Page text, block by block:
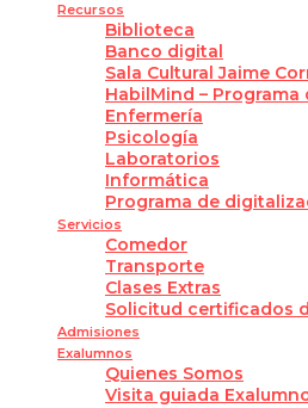
Recursos
Biblioteca
Banco digital
Sala Cultural Jaime
HabilMind –
Enfermería
Psicología
Laboratorios
Informática
Programa de
Servicios
Comedor
Transporte
Clases Extras
Solicitud certificados
Admisiones
Exalumnos
Quienes Somos
Visita guiada